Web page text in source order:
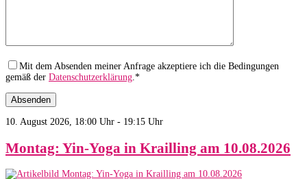
Mit dem Absenden meiner Anfrage akzeptiere ich die Bedingungen
gemäß der Datenschutzerklärung.*
10. August 2026, 18:00 Uhr - 19:15 Uhr
Montag: Yin-Yoga in Krailling am 10.08.2026